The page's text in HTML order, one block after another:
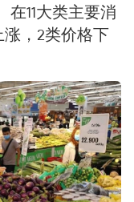
11大类主要消
，2类价格下